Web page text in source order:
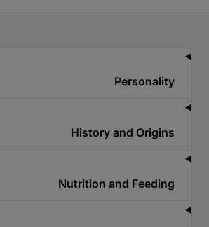
Personality
History and Origins
Nutrition and Feeding